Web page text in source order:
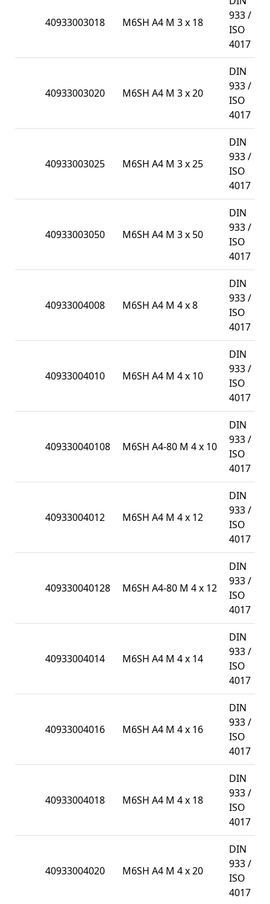
40933003018 M6SH A4 M 3 x 18
933 /
ISO
4017
40933003020 M6SH A4 M 3 x 20
DIN
933 /
ISO
4017
40933003025 M6SH A4 M 3 x 25
DIN
933 /
ISO
4017
40933003050 M6SH A4 M 3 x 50
DIN
933 /
ISO
4017
40933004008 M6SH A4 M 4 x 8
DIN
933 /
ISO
4017
40933004010 M6SH A4 M 4 x 10
DIN
933 /
ISO
4017
409330040108 M6SH A4-80 M 4 x 10
DIN
933 /
ISO
4017
40933004012 M6SH A4 M 4 x 12
DIN
933 /
ISO
4017
409330040128 M6SH A4-80 M 4 x 12
DIN
933 /
ISO
4017
40933004014 M6SH A4 M 4 x 14
DIN
933 /
ISO
4017
40933004016 M6SH A4 M 4 x 16
DIN
933 /
ISO
4017
40933004018 M6SH A4 M 4 x 18
DIN
933 /
ISO
4017
40933004020 M6SH A4 M 4 x 20
DIN
933 /
ISO
4017